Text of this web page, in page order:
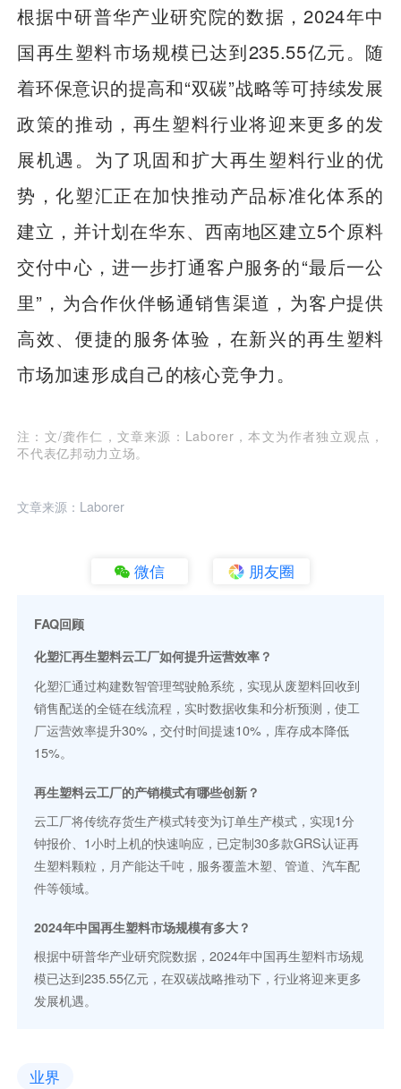
根据中研普华产业研究院的数据，2024年中
国再生塑料市场规模已达到235.55亿元。随
着环保意识的提高和“双碳”战略等可持续发展
政策的推动，再生塑料行业将迎来更多的发
展机遇。为了巩固和扩大再生塑料行业的优
势，化塑汇正在加快推动产品标准化体系的
建立，并计划在华东、西南地区建立5个原料
交付中心，进一步打通客户服务的“最后一公
里”，为合作伙伴畅通销售渠道，为客户提供
高效、便捷的服务体验，在新兴的再生塑料
市场加速形成自己的核心竞争力。
注：文/龚作仁，文章来源：Laborer，本文为作者独立观点，
不代表亿邦动力立场。
文章来源：Laborer
微信 朋友圈
FAQ回顾
化塑汇再生塑料云工厂如何提升运营效率？
化塑汇通过构建数智管理驾驶舱系统，实现从废塑料回收到
销售配送的全链在线流程，实时数据收集和分析预测，使工
厂运营效率提升30%，交付时间提速10%，库存成本降低
15%。
再生塑料云工厂的产销模式有哪些创新？
云工厂将传统存货生产模式转变为订单生产模式，实现1分
钟报价、1小时上机的快速响应，已定制30多款GRS认证再
生塑料颗粒，月产能达千吨，服务覆盖木塑、管道、汽车配
件等领域。
2024年中国再生塑料市场规模有多大？
根据中研普华产业研究院数据，2024年中国再生塑料市场规
模已达到235.55亿元，在双碳战略推动下，行业将迎来更多
发展机遇。
业界